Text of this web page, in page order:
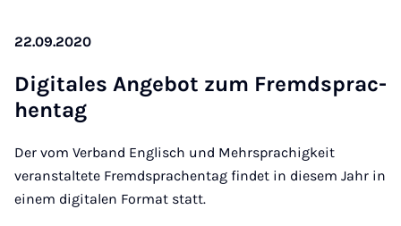
22.09.2020
Di­gitales An­ge­bot zum Frem­d­sprac­
hentag
Der vom Verband Englisch und Mehrsprachigkeit
veranstaltete Fremdsprachentag findet in diesem Jahr in
einem digitalen Format statt.